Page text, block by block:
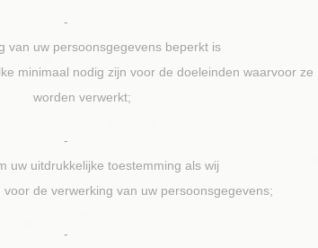
-
van uw persoonsgegevens beperkt is
minimaal nodig zijn voor de doeleinden waarvoor ze
worden verwerkt;
-
uw uitdrukkelijke toestemming als wij
de verwerking van uw persoonsgegevens;
-